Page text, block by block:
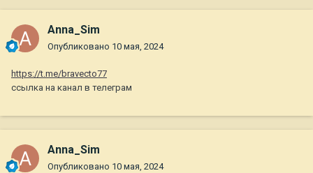
Anna_Sim
Опубликовано 10 мая, 2024
https://t.me/bravecto77
ссылка на канал в телеграм
Anna_Sim
Опубликовано 10 мая, 2024